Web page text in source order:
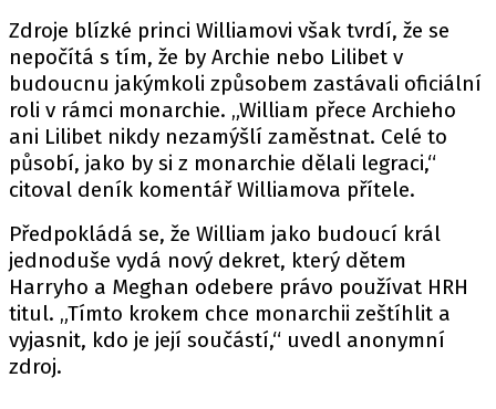
Zdroje blízké princi Williamovi však tvrdí, že se
nepočítá s tím, že by Archie nebo Lilibet v
budoucnu jakýmkoli způsobem zastávali oficiální
roli v rámci monarchie. „William přece Archieho
ani Lilibet nikdy nezamýšlí zaměstnat. Celé to
působí, jako by si z monarchie dělali legraci,“
citoval deník komentář Williamova přítele.
Předpokládá se, že William jako budoucí král
jednoduše vydá nový dekret, který dětem
Harryho a Meghan odebere právo používat HRH
titul. „Tímto krokem chce monarchii zeštíhlit a
vyjasnit, kdo je její součástí,“ uvedl anonymní
zdroj.